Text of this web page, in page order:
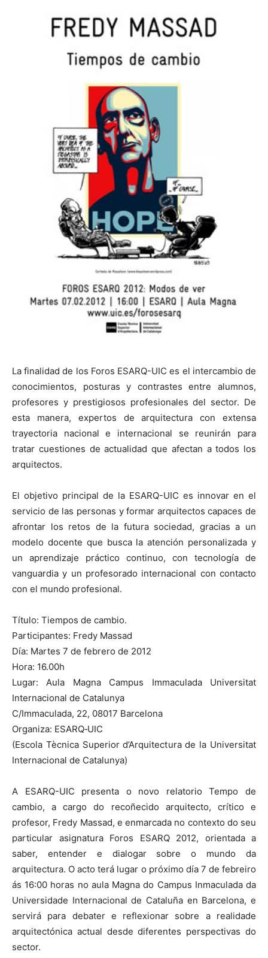
La finalidad de los Foros ESARQ-UIC es el intercambio de
conocimientos, posturas y contrastes entre alumnos,
profesores y prestigiosos profesionales del sector. De
esta manera, expertos de arquitectura con extensa
trayectoria nacional e internacional se reunirán para
tratar cuestiones de actualidad que afectan a todos los
arquitectos.
El objetivo principal de la ESARQ-UIC es innovar en el
servicio de las personas y formar arquitectos capaces de
afrontar los retos de la futura sociedad, gracias a un
modelo docente que busca la atención personalizada y
un aprendizaje práctico continuo, con tecnología de
vanguardia y un profesorado internacional con contacto
con el mundo profesional.
Título: Tiempos de cambio.
Participantes: Fredy Massad
Día: Martes 7 de febrero de 2012
Hora: 16.00h
Lugar: Aula Magna Campus Immaculada Universitat
Internacional de Catalunya
C/Immaculada, 22, 08017 Barcelona
Organiza: ESARQ‐UIC
(Escola Tècnica Superior d’Arquitectura de la Universitat
Internacional de Catalunya)
A ESARQ-UIC presenta o novo relatorio Tempo de
cambio, a cargo do recoñecido arquitecto, crítico e
profesor, Fredy Massad, e enmarcada no contexto do seu
particular asignatura Foros ESARQ 2012, orientada a
saber, entender e dialogar sobre o mundo da
arquitectura. O acto terá lugar o próximo día 7 de febreiro
ás 16:00 horas no aula Magna do Campus Inmaculada da
Universidade Internacional de Cataluña en Barcelona, e
servirá para debater e reflexionar sobre a realidade
arquitectónica actual desde diferentes perspectivas do
sector.